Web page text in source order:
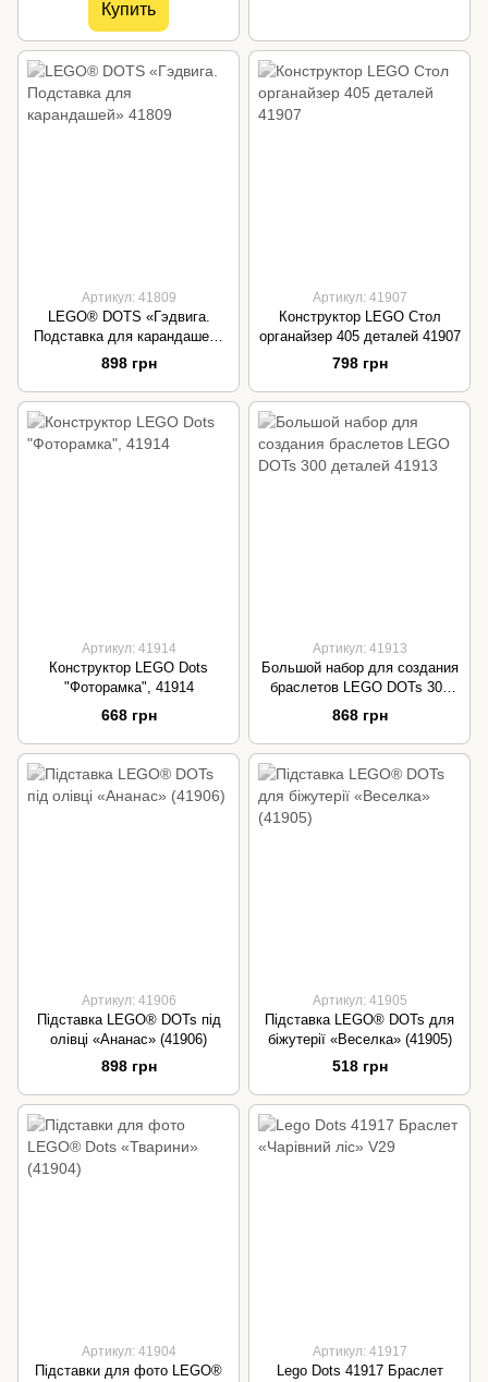
Купить
Артикул: 41809
LEGO® DOTS «Гэдвига.
Подставка для карандашей»
41809
898 грн
Артикул: 41907
Конструктор LEGO Стол
органайзер 405 деталей 41907
798 грн
Артикул: 41914
Конструктор LEGO Dots
"Фоторамка", 41914
668 грн
Артикул: 41913
Большой набор для создания
браслетов LEGO DOTs 300
деталей 41913
868 грн
Артикул: 41906
Підставка LEGO® DOTs під
олівці «Ананас» (41906)
898 грн
Артикул: 41905
Підставка LEGO® DOTs для
біжутерії «Веселка» (41905)
518 грн
Артикул: 41904
Підставки для фото LEGO®
Артикул: 41917
Lego Dots 41917 Браслет